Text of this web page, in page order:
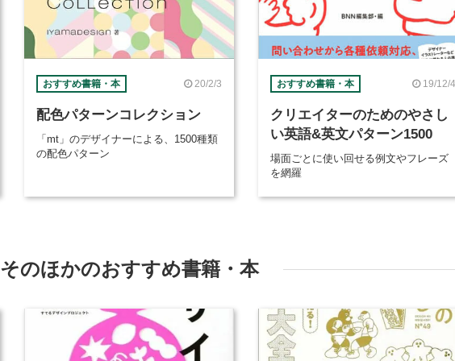
おすすめ書籍・本 20/2/3
配色パターンコレクション
「mt」のデザイナーによる、1500種類
の配色パターン
おすすめ書籍・本 19/12/4
クリエイターのためのやさし
い英語&英文パターン1500
場面ごとに使い回せる例文やフレーズ
を網羅
そのほかのおすすめ書籍・本